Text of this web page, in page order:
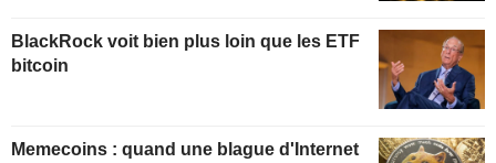
BlackRock voit bien plus loin que les ETF
bitcoin
Memecoins : quand une blague d'Internet